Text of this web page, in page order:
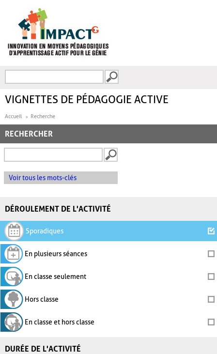
FORMULAIRE DE
VIGNETTES DE PÉDAGOGIE ACTIVE
Accueil Recherche
RECHERCHER
Voir tous les mots-clés
DÉROULEMENT DE L'ACTIVITÉ
Sporadiques
En plusieurs séances
En classe seulement
Hors classe
En classe et hors classe
DURÉE DE L'ACTIVITÉ